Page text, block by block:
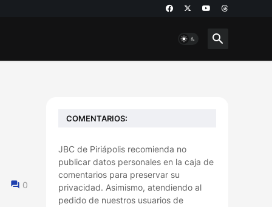
0
COMENTARIOS:
JBC de Piriápolis recomienda no
publicar datos personales en la caja de
comentarios para preservar su
privacidad. Asimismo, atendiendo al
pedido de nuestros usuarios de